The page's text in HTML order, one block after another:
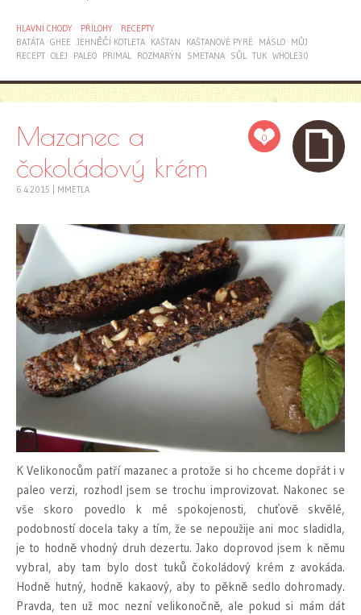
HLAVNÍ CHODY PŘÍLOHY
RECEPTY
BATÁTA GHEE JEHNĚČÍ KOTLETA KAŠTAN KAŠTANOVÉ PYRÉ MÁSLO MŮJ
RECEPT OLEJ PALEO PRIMAL ROZMARÝN SMETANA SŮL TUK WHOLE30
0
Mazanec a
čokoládový krém
6.4.2015 MMETLA
K Velikonocům patří mazanec a protože si ho chceme dopřát i v
paleo verzi, rozhodl jsem se trochu improvizovat. Nakonec se
vše skoro povedlo k mé spokojenosti, chuťově skvělé,
podobností docela taky a tím, že se nepoužije ani moc sladidla,
je to hodně vhodný druh dezertu. Jako doprovod jsem k němu
vybral, aby tam bylo dost tuků čokoládový krém z avokáda.
Hodně hutný, hodně kakaový, aby to pěkně sedlo dohromady.
Pravda, ten už moc nezní velikonočně, ale pokud si mám dát